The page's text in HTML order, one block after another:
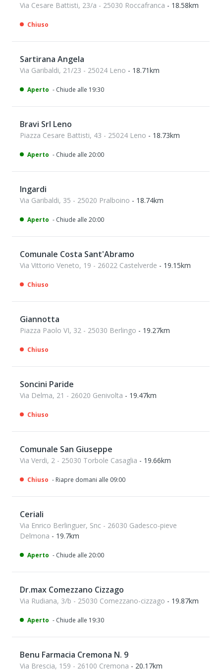
Via Cesare Battisti, 23/a - 25030 Roccafranca - 18.58km
Chiuso
Sartirana Angela
Via Garibaldi, 21/23 - 25024 Leno - 18.71km
Aperto - Chiude alle 19:30
Bravi Srl Leno
Piazza Cesare Battisti, 43 - 25024 Leno - 18.73km
Aperto - Chiude alle 20:00
Ingardi
Via Garibaldi, 35 - 25020 Pralboino - 18.74km
Aperto - Chiude alle 20:00
Comunale Costa Sant'Abramo
Via Vittorio Veneto, 19 - 26022 Castelverde - 19.15km
Chiuso
Giannotta
Piazza Paolo VI, 32 - 25030 Berlingo - 19.27km
Chiuso
Soncini Paride
Via Delma, 21 - 26020 Genivolta - 19.47km
Chiuso
Comunale San Giuseppe
Via Verdi, 2 - 25030 Torbole Casaglia - 19.66km
Chiuso - Riapre domani alle 09:00
Ceriali
Via Enrico Berlinguer, Snc - 26030 Gadesco-pieve
Delmona - 19.7km
Aperto - Chiude alle 20:00
Dr.max Comezzano Cizzago
Via Rudiana, 3/b - 25030 Comezzano-cizzago - 19.87km
Aperto - Chiude alle 19:30
Benu Farmacia Cremona N. 9
Via Brescia, 159 - 26100 Cremona - 20.17km